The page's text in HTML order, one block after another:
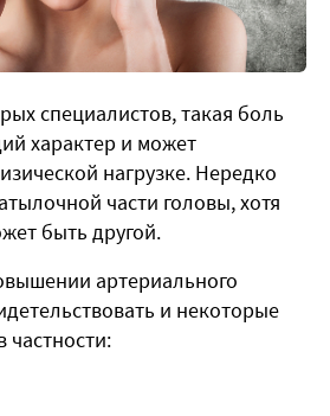
специалистов, такая боль
характер и может
нагрузке. Нередко
части головы, хотя
быть другой.
артериального
и некоторые
частности: